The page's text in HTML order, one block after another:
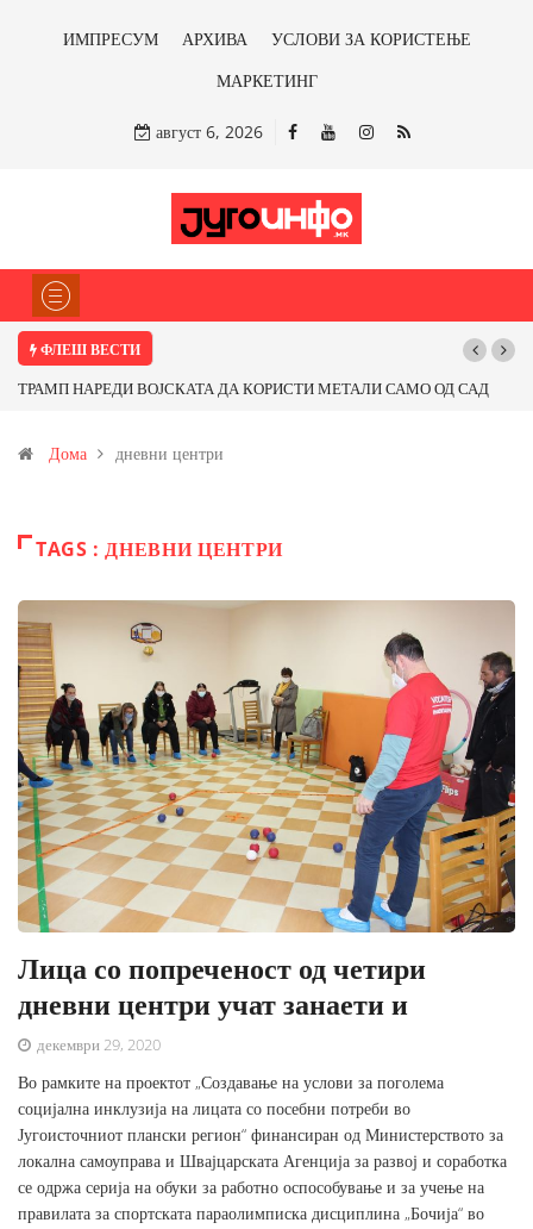
ИМПРЕСУМ АРХИВА
УСЛОВИ ЗА КОРИСТЕЊЕ
МАРКЕТИНГ
август 6, 2026
ФЛЕШ ВЕСТИ
ТРАМП НАРЕДИ ВОЈСКАТА ДА КОРИСТИ МЕТАЛИ САМО ОД САД
Иловица и со антимонот?
Дома дневни центри
TAGS : ДНЕВНИ ЦЕНТРИ
Лица со попреченост од четири
дневни центри учат занаети и
декември 29, 2020
Во рамките на проектот „Создавање на услови за поголема
социјална инклузија на лицата со посебни потреби во
Југоисточниот плански регион“ финансиран од Министерството за
локална самоуправа и Швајцарската Агенција за развој и соработка
се одржа серија на обуки за работно оспособување и за учење на
правилата за спортската параолимписка дисциплина „Бочија“ во